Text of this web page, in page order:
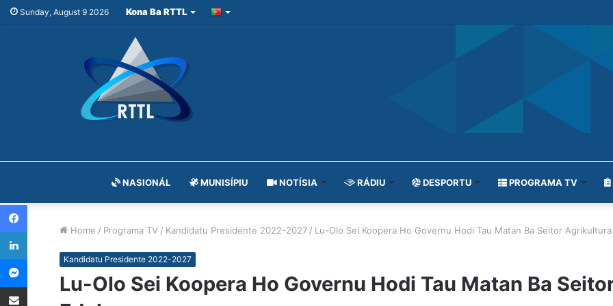
Sunday, August 9 2026 Kona Ba RTTL
NASIONÁL MUNISÍPIU NOTÍSIA RÁDIU DESPORTU PROGRAMA TV
Home / Programa TV / Kandidatu Presidente 2022-2027 / Lu-Olo Sei Koopera Ho Governu Hodi Tau Matan Ba Seitor
Kandidatu Presidente 2022-2027
Lu-Olo Sei Koopera Ho Governu Hodi Tau Matan Ba
Facebook
LinkedIn
Messenger